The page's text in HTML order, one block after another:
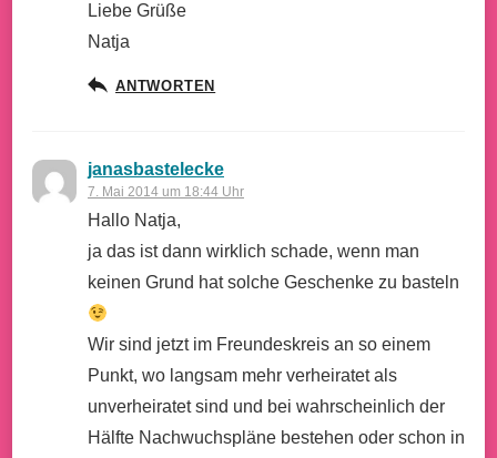
Liebe Grüße
Natja
ANTWORTEN
janasbastelecke
7. Mai 2014 um 18:44 Uhr
Hallo Natja,
ja das ist dann wirklich schade, wenn man
keinen Grund hat solche Geschenke zu basteln
Wir sind jetzt im Freundeskreis an so einem
Punkt, wo langsam mehr verheiratet als
unverheiratet sind und bei wahrscheinlich der
Hälfte Nachwuchspläne bestehen oder schon in